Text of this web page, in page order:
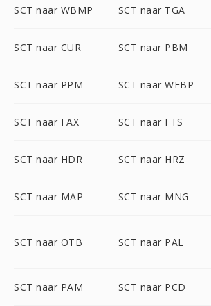
SCT naar WBMP SCT naar TGA
SCT naar CUR SCT naar PBM
SCT naar PPM SCT naar WEBP
SCT naar FAX SCT naar FTS
SCT naar HDR SCT naar HRZ
SCT naar MAP SCT naar MNG
SCT naar OTB SCT naar PAL
SCT naar PAM SCT naar PCD